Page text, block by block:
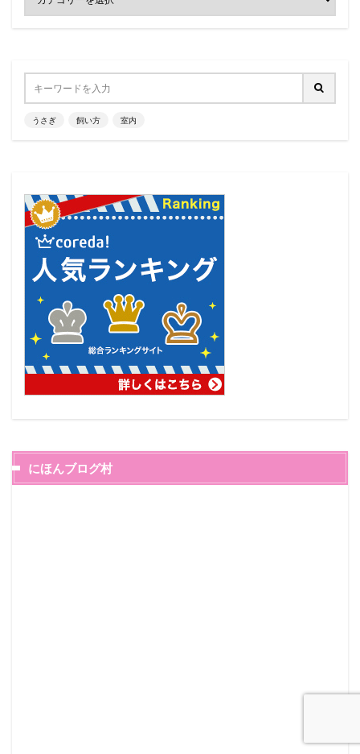
うさぎ 飼い方 室内
にほんブログ村